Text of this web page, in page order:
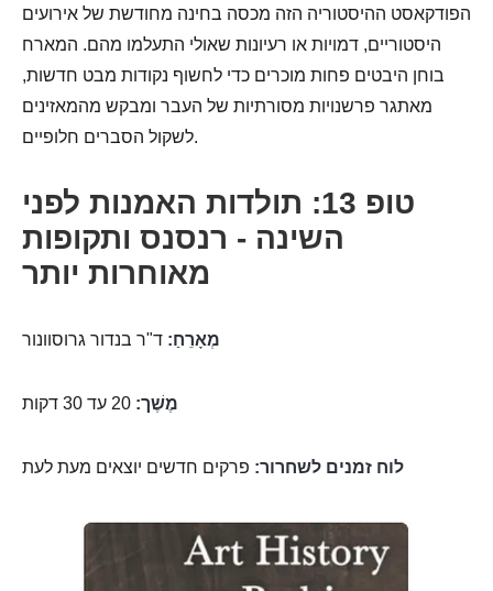
הפודקאסט ההיסטוריה הזה מכסה בחינה מחודשת של אירועים
היסטוריים, דמויות או רעיונות שאולי התעלמו מהם. המארח
בוחן היבטים פחות מוכרים כדי לחשוף נקודות מבט חדשות,
מאתגר פרשנויות מסורתיות של העבר ומבקש מהמאזינים
לשקול הסברים חלופיים.
טופ 13: תולדות האמנות לפני
השינה - רנסנס ותקופות
מאוחרות יותר
מְאָרֵחַ: ד"ר בנדור גרוסוונור
מֶשֶׁך:
לוח זמנים לשחרור: פרקים חדשים יוצאים מעת לעת